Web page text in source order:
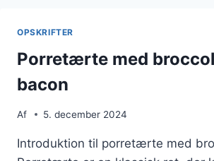
OPSKRIFTER
Porretærte med
bacon
Af 5. december 2024
Introduktion til porretærte med